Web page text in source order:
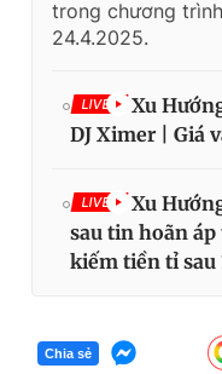
trong chương
24.4.2025.
LIVE
Xu
DJ Ximer | Giá
LIVE
Xu
sau tin hoãn
kiếm tiền tỉ sau
Chia sẻ